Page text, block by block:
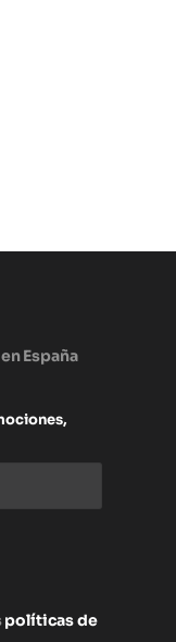
España
políticas de